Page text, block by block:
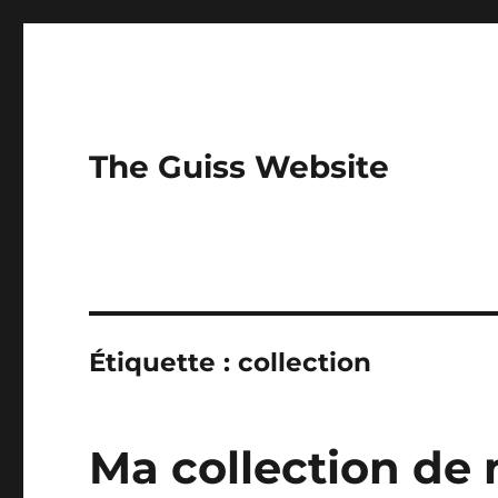
The Guiss Website
Étiquette :collection
Ma collection de